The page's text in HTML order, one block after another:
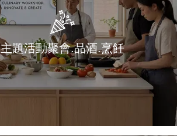
主題活動聚會.品酒.烹飪